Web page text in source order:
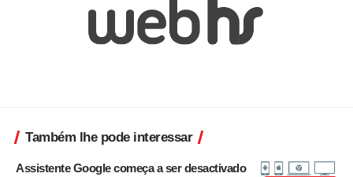
Também lhe pode interessar
Assistente Google começa a ser desactivado